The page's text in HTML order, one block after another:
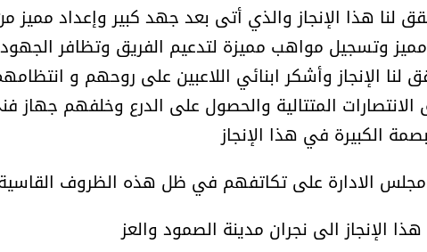
لنا هذا الإنجاز والذي أتى بعد جهد كبير وإعداد
وتسجيل مواهب مميزة لتدعيم الفريق وتظافر الجهود
لنا الإنجاز وأشكر ابنائي اللاعبين على روحهم و
الانتصارات المتتالية والحصول على الدرع وخلفهم جهاز
الكبيرة في هذا الإنجاز
الادارة على تكاتفهم في ظل هذه الظروف
الإنجاز الى نجران مدينة الصمود والعز
مسابقة المشيقح تعلن فرسان
النسخة الخامسة
بمشاركة صاحبة السمو الملكي
الاميره نجود بنت هذلول بن
ال سعود المشرف العام
ملف دعم وتطوير وتمكين
الجائلين هيئة الصحفيين
عمل ( الإعلام والتنمية ):